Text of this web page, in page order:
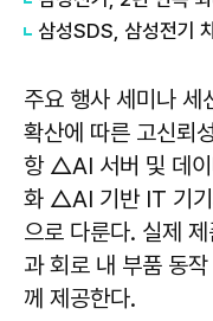
주요 행사 세미나
확산에 따른 고신뢰
항 △AI 서버 및 데이
화 △AI 기반 IT 기기
으로 다룬다. 실제
과 회로 내 부품 동
께 제공한다.